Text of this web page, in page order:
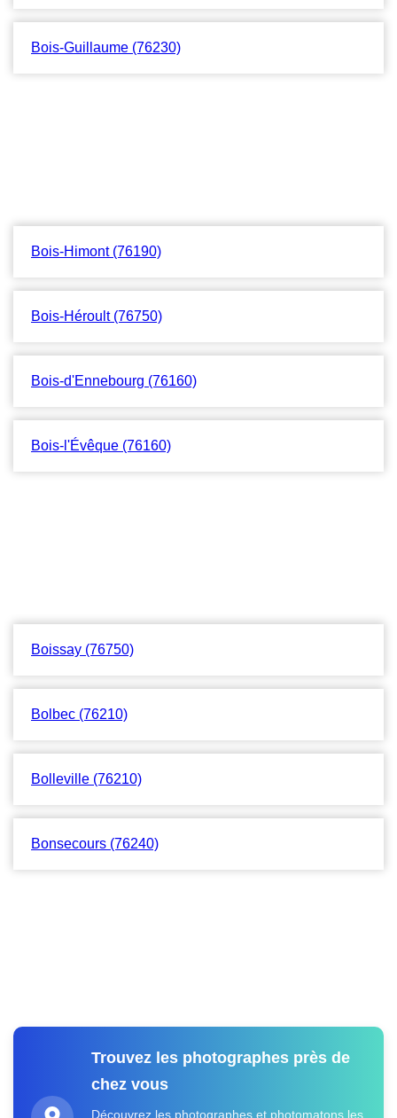
Bois-Guillaume (76230)
Bois-Himont (76190)
Bois-Héroult (76750)
Bois-d'Ennebourg (76160)
Bois-l'Évêque (76160)
Boissay (76750)
Bolbec (76210)
Bolleville (76210)
Bonsecours (76240)
Trouvez les photographes près de
chez vous
Découvrez les photographes et photomatons les